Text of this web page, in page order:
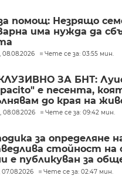
помощ: Незрящо
има нужда да
08.08.2026 Чете се за: 03:55 мин.
ЗА БНТ:
е песента,
до края на
08.08.2026 Чете се за: 09:42 мин.
за определяне
стойност на
е публикуван за
07.08.2026 Чете се за: 02:47 мин.